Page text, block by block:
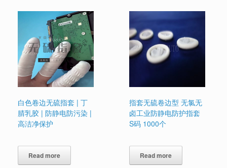
白色卷边无硫指套 | 丁
腈乳胶 | 防静电防污染 |
高洁净保护
Read more
指套无硫卷边型 无氯无
卤工业防静电防护指套
S码 1000个
Read more